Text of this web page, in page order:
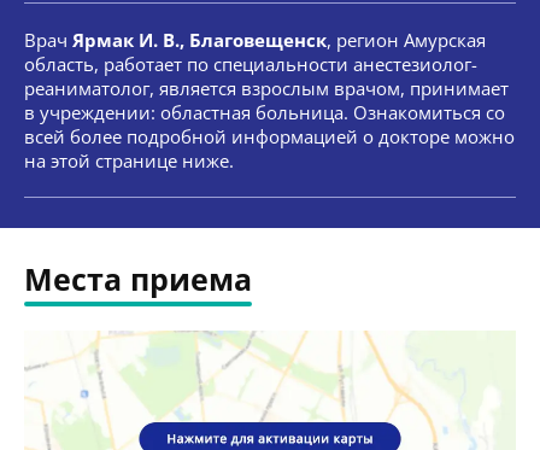
Врач Ярмак И. В., Благовещенск, регион Амурская
область, работает по специальности анестезиолог-
реаниматолог, является взрослым врачом, принимает
в учреждении: областная больница. Ознакомиться со
всей более подробной информацией о докторе можно
на этой странице ниже.
Места приема